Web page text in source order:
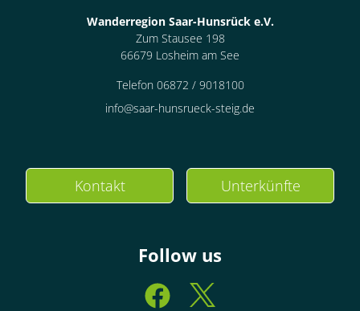
Wanderregion Saar-Hunsrück e.V.
Zum Stausee 198
66679 Losheim am See
Telefon 06872 / 9018100
info@saar-hunsrueck-steig.de
Kontakt Unterkünfte
Follow us